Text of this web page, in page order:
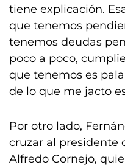
tiene explicación.
que tenemos
tenemos deudas
poco a poco,
que tenemos es
de lo que me jacto
Por otro lado,
cruzar al presidente
Alfredo Cornejo,